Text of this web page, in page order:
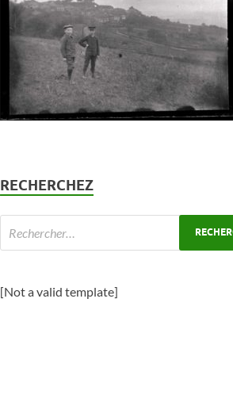
RECHERCHEZ
[Not a valid template]